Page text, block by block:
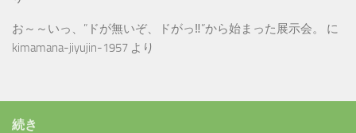
お～～いっ、”ドが無いぞ、ドがっ‼”から始まった展示会。
に
kimamana-jiyujin-1957 より
続き